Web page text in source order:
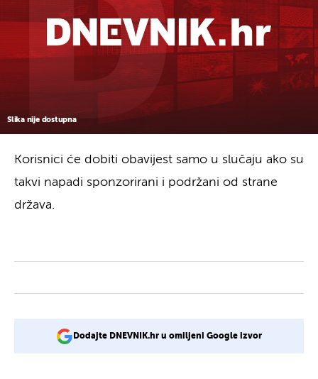
Slika nije dostupna
Korisnici će dobiti obavijest samo u slučaju ako su
takvi napadi sponzorirani i podržani od strane
država.
Dodajte DNEVNIK.hr u omiljeni Google izvor